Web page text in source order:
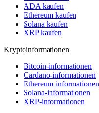
ADA kaufen
Ethereum kaufen
Solana kaufen
XRP kaufen
Kryptoinformationen
Bitcoin-informationen
Cardano-informationen
Ethereum-informationen
Solana-informationen
XRP-informationen